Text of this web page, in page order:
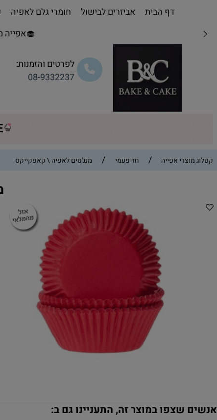
🧁אפייה
לפרטים והזמנות:
08-9332237
דף הבית אביזרים לבישול חומרי גלם לאפיה
קטלוג מוצרי אפייה / חד פעמי / מנג'טים לאפיה \ קאפקייקס
שצפו במוצר זה, התעניינו גם ב: